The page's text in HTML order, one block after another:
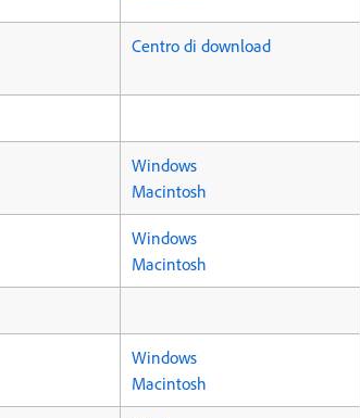
Centro di download
Windows
Macintosh
Windows
Macintosh
Windows
Macintosh